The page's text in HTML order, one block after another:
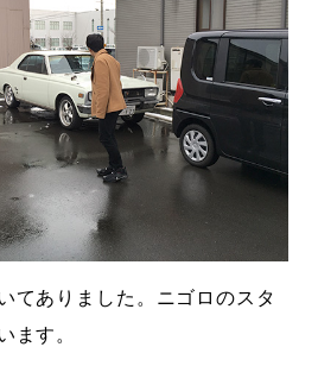
てありました。ニゴロのスタ
ます。